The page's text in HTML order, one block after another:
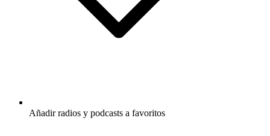
Añadir radios y podcasts a favoritos